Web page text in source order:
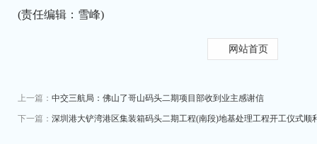
(责任编辑：雪峰)
网站首页
上一篇： 中交三航局：佛山了哥山码头二期项目部收到业主感谢信
下一篇： 深圳港大铲湾港区集装箱码头二期工程(南段)地基处理工程开工仪式顺